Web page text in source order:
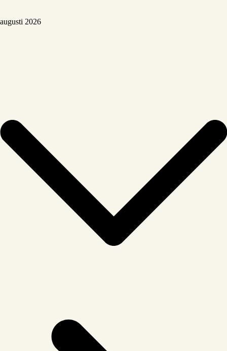
augusti 2026